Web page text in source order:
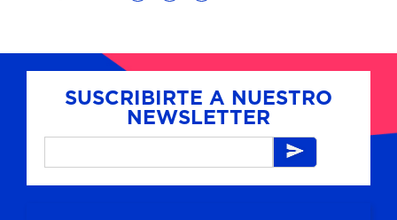
SUSCRIBIRTE A NUESTRO
NEWSLETTER